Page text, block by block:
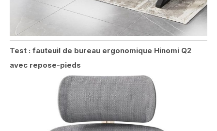
Test : fauteuil de bureau ergonomique Hinomi Q2
avec repose-pieds